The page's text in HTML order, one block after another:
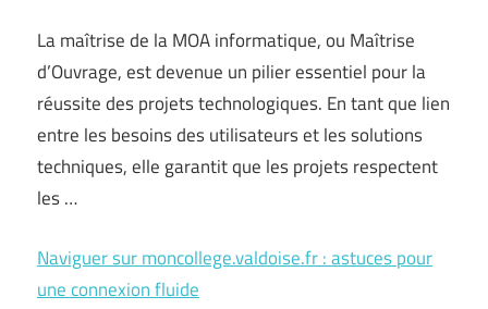
La maîtrise de la MOA informatique, ou Maîtrise
d’Ouvrage, est devenue un pilier essentiel pour la
réussite des projets technologiques. En tant que lien
entre les besoins des utilisateurs et les solutions
techniques, elle garantit que les projets respectent
les …
Naviguer sur moncollege.valdoise.fr : astuces pour
une connexion fluide